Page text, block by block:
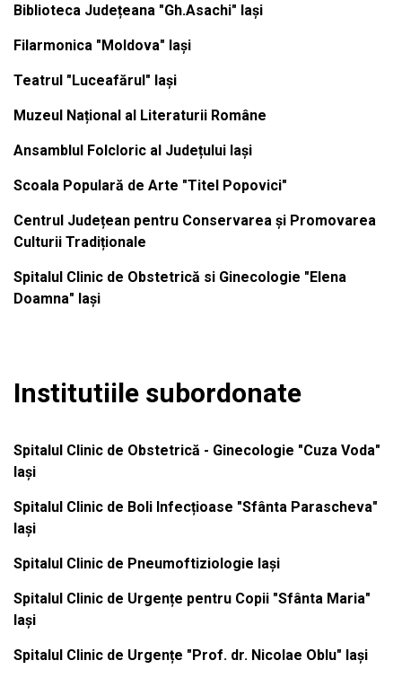
Biblioteca Județeana "Gh.Asachi" Iași
Filarmonica "Moldova" Iași
Teatrul "Luceafărul" Iași
Muzeul Național al Literaturii Române
Ansamblul Folcloric al Județului Iași
Scoala Populară de Arte "Titel Popovici"
Centrul Județean pentru Conservarea și Promovarea
Culturii Tradiționale
Spitalul Clinic de Obstetrică si Ginecologie "Elena
Doamna" Iași
Institutiile subordonate
Spitalul Clinic de Obstetrică - Ginecologie "Cuza Voda"
Iași
Spitalul Clinic de Boli Infecțioase "Sfânta Parascheva"
Iași
Spitalul Clinic de Pneumoftiziologie Iași
Spitalul Clinic de Urgențe pentru Copii "Sfânta Maria"
Iași
Spitalul Clinic de Urgențe "Prof. dr. Nicolae Oblu" Iași